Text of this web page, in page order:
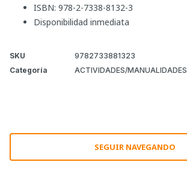
ISBN: 978-2-7338-8132-3
Disponibilidad inmediata
SKU
9782733881323
Categoría
ACTIVIDADES/MANUALIDADES
SEGUIR NAVEGANDO